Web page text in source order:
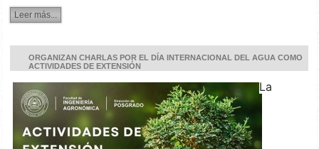
Leer más...
ORGANIZAN CHARLAS POR EL DÍA INTERNACIONAL DEL AGUA COMO
ACTIVIDADES DE EXTENSIÓN
La